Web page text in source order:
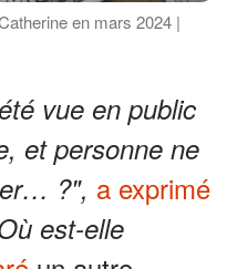
en mars 2024 |
vue en public
et personne ne
?", a exprimé
est-elle